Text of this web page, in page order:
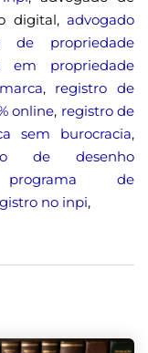
digital, advogado
de propriedade
em propriedade
, registro de
online, registro de
sem burocracia,
de desenho
de
no inpi,